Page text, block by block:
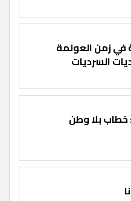
في زمن العولمة
السرديات
خطاب بلا وطن